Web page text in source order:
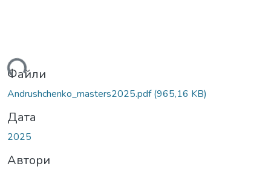
Файли
Andrushchenko_masters2025.pdf(965,16 KB)
Дата
2025
Автори